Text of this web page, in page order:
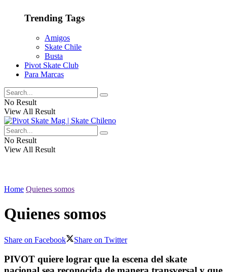
Trending Tags
Amigos
Skate Chile
Busta
Pivot Skate Club
Para Marcas
No Result
View All Result
No Result
View All Result
Home Quienes somos
Quienes somos
Share on Facebook Share on Twitter
PIVOT quiere lograr que la escena del skate